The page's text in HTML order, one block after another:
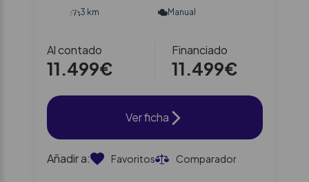
3 km
Manual
Al contado
11.499€
Financiado
11.499€
Ver ficha
Añadir a: Favoritos Comparador